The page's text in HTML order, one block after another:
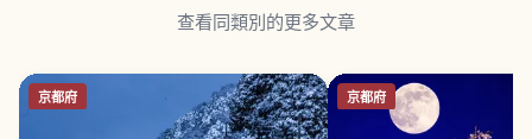
查看同類別的更多文章
京都府 京都府